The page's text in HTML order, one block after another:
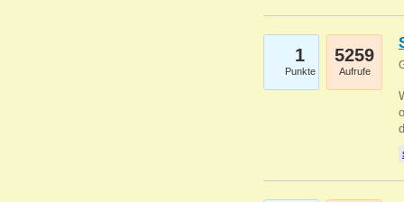
1
Punkte
5259
Aufrufe